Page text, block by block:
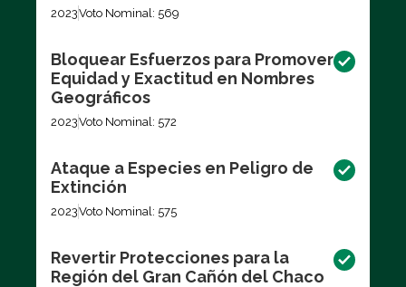
2023Voto Nominal: 569
Bloquear Esfuerzos para Promover
Equidad y Exactitud en Nombres
Geográficos
2023Voto Nominal: 572
Ataque a Especies en Peligro de
Extinción
2023Voto Nominal: 575
Revertir Protecciones para la
Región del Gran Cañón del Chaco